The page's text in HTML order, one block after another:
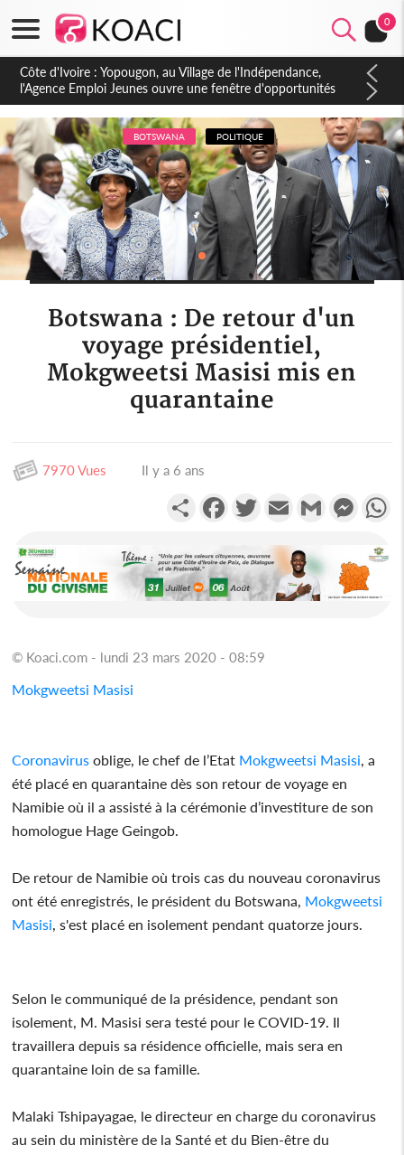
0
Côte d'Ivoire : CHU de Treichville, après la fronde, les agents
contractuels obtiennent un accord avec la direction sur les
arriérés du SMIG 2023
BOTSWANA POLITIQUE
Botswana : De retour d'un
voyage présidentiel,
Mokgweetsi Masisi mis en
quarantaine
7970 Vues Il y a 6 ans
PartagerFacebookTwitterEmail Gmail
© Koaci.com - lundi 23 mars 2020 - 08:59
Mokgweetsi Masisi
Coronavirus oblige, le chef de l’Etat Mokgweetsi Masisi, a
été placé en quarantaine dès son retour de voyage en
Namibie où il a assisté à la cérémonie d’investiture de son
homologue Hage Geingob.
De retour de Namibie où trois cas du nouveau coronavirus
ont été enregistrés, le président du Botswana, Mokgweetsi
Masisi, s'est placé en isolement pendant quatorze jours.
Selon le communiqué de la présidence, pendant son
isolement, M. Masisi sera testé pour le COVID-19. Il
travaillera depuis sa résidence officielle, mais sera en
quarantaine loin de sa famille.
Malaki Tshipayagae, le directeur en charge du coronavirus
au sein du ministère de la Santé et du Bien-être du